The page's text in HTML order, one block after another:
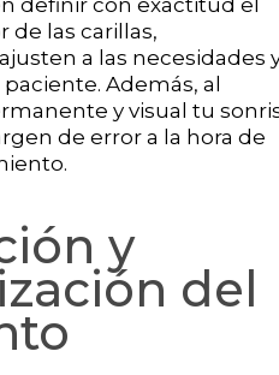
definir con exactitud el
de las carillas,
a las necesidades
Además, al
y visual tu
de error a la hora de
y
del